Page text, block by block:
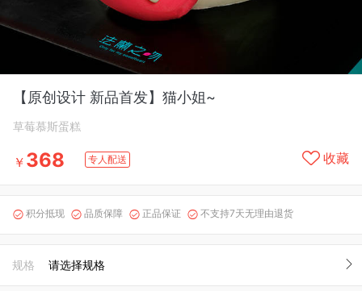
【原创设计 新品首发】猫小姐~
草莓慕斯蛋糕
￥ 368 专人配送 收藏
 积分抵现  品质保障  正品保证  不支持7天无理由退货
规格 请选择规格